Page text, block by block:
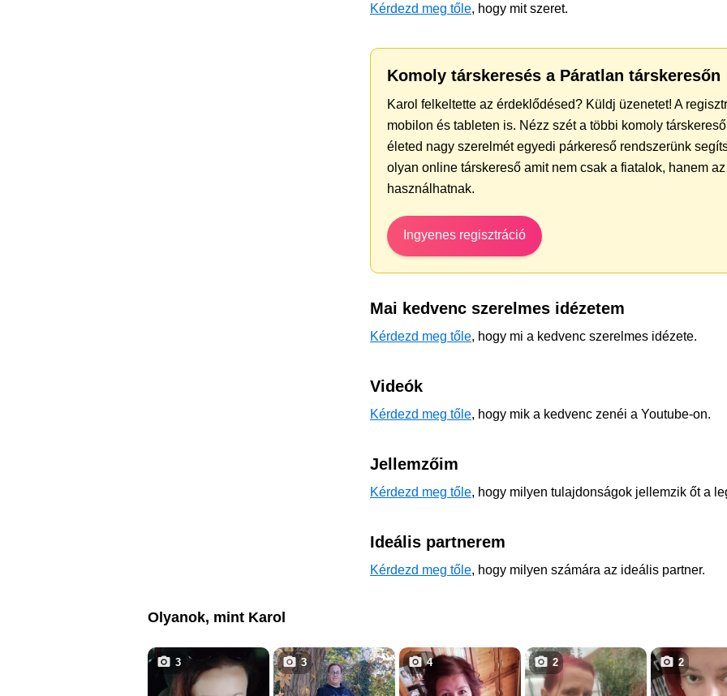
Kérdezd meg tőle, hogy mit szeret.
Komoly társkeresés a Páratlan társkeresőn
Karol felkeltette az érdeklődésed? Küldj üzenetet! A
mobilon és tableten is. Nézz szét a többi komoly
életed nagy szerelmét egyedi párkereső rendszerünk
olyan online társkereső amit nem csak a fiatalok, hanem
használhatnak.
Ingyenes regisztráció
Mai kedvenc szerelmes idézetem
Kérdezd meg tőle, hogy mi a kedvenc szerelmes idézete.
Videók
Kérdezd meg tőle, hogy mik a kedvenc zenéi a Youtube-on.
Jellemzőim
Kérdezd meg tőle, hogy milyen tulajdonságok jellemzik őt a
Ideális partnerem
Kérdezd meg tőle, hogy milyen számára az ideális partner.
Olyanok, mint Karol
3 3 4 2 2